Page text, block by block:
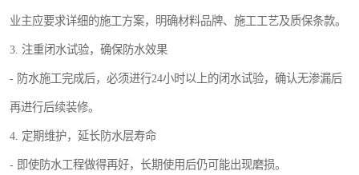
业主应要求详细的施工方案，明确材料品牌、施工工艺及质保条款。
3. 注重闭水试验，确保防水效果
- 防水施工完成后，必须进行24小时以上的闭水试验，确认无渗漏后
再进行后续装修。
4. 定期维护，延长防水层寿命
- 即使防水工程做得再好，长期使用后仍可能出现磨损。